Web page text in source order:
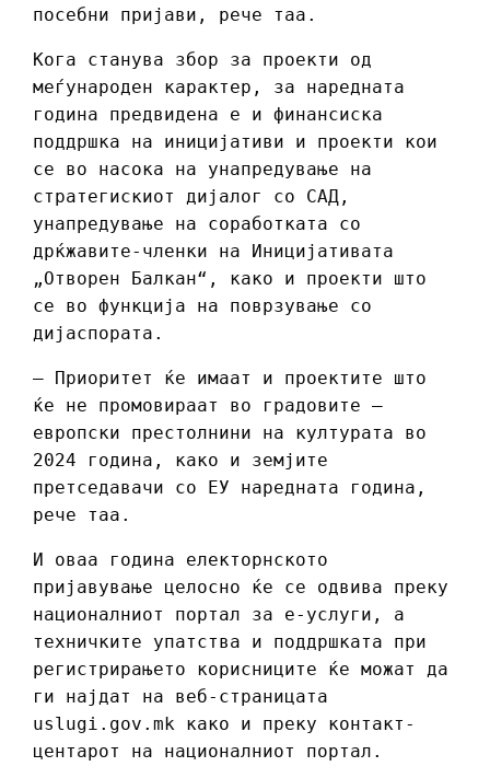
посебни пријави, рече таа.
Кога станува збор за проекти од
меѓународен карактер, за наредната
година предвидена е и финансиска
поддршка на иницијативи и проекти кои
се во насока на унапредување на
стратегискиот дијалог со САД,
унапредување на соработката со
дрќжавите-членки на Иницијативата
„Отворен Балкан“, како и проекти што
се во функција на поврзување со
дијаспората.
– Приоритет ќе имаат и проектите што
ќе не промовираат во градовите –
европски престолнини на културата во
2024 година, како и земјите
претседавачи со ЕУ наредната година,
рече таа.
И оваа година електорнското
пријавување целосно ќе се одвива преку
националниот портал за е-услуги, а
техничките упатства и поддршката при
регистрирањето корисниците ќе можат да
ги најдат на веб-страницата
uslugi.gov.mk како и преку контакт-
центарот на националниот портал.